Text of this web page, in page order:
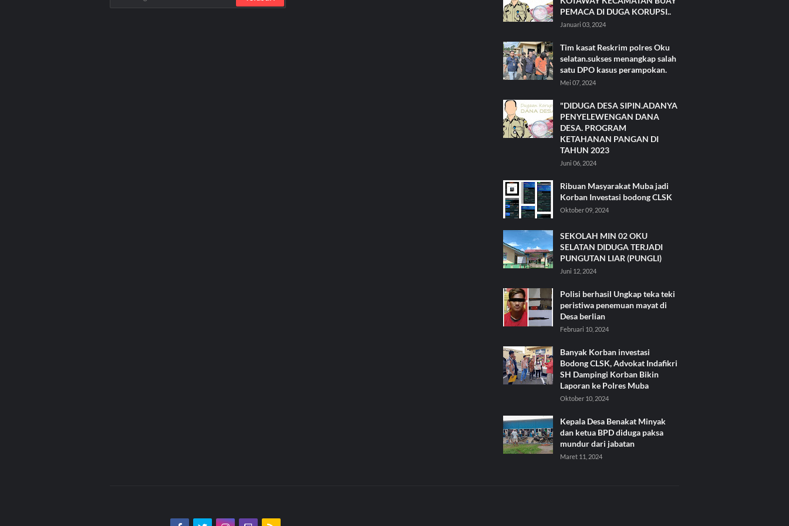
PEMACA DI DUGA KORUPSI..
Januari 03, 2024
Tim kasat Reskrim polres Oku
selatan.sukses menangkap salah
satu DPO kasus perampokan.
Mei 07, 2024
"DIDUGA DESA SIPIN.ADANYA
PENYELEWENGAN DANA
DESA. PROGRAM
KETAHANAN PANGAN DI
TAHUN 2023
Juni 06, 2024
Ribuan Masyarakat Muba jadi
Korban Investasi bodong CLSK
Oktober 09, 2024
SEKOLAH MIN 02 OKU
SELATAN DIDUGA TERJADI
PUNGUTAN LIAR (PUNGLI)
Juni 12, 2024
Polisi berhasil Ungkap teka teki
peristiwa penemuan mayat di
Desa berlian
Februari 10, 2024
Banyak Korban investasi
Bodong CLSK, Advokat Indafikri
SH Dampingi Korban Bikin
Laporan ke Polres Muba
Oktober 10, 2024
Kepala Desa Benakat Minyak
dan ketua BPD diduga paksa
mundur dari jabatan
Maret 11, 2024